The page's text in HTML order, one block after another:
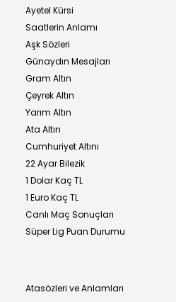
Ayetel Kürsi
Saatlerin Anlamı
Aşk Sözleri
Günaydın Mesajları
Gram Altın
Çeyrek Altın
Yarım Altın
Ata Altın
Cumhuriyet Altını
22 Ayar Bilezik
1 Dolar Kaç TL
1 Euro Kaç TL
Canlı Maç Sonuçları
Süper Lig Puan Durumu
Atasözleri ve Anlamları